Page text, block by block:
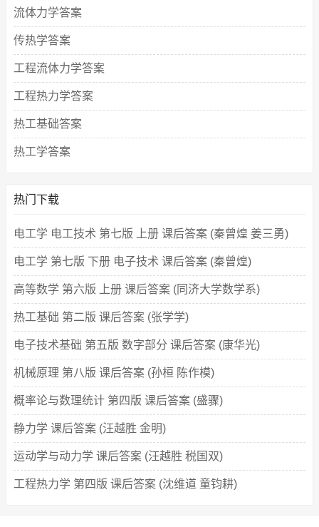
流体力学答案
传热学答案
工程流体力学答案
工程热力学答案
热工基础答案
热工学答案
热门下载
电工学 电工技术 第七版 上册 课后答案 (秦曾煌 姜三勇)
电工学 第七版 下册 电子技术 课后答案 (秦曾煌)
高等数学 第六版 上册 课后答案 (同济大学数学系)
热工基础 第二版 课后答案 (张学学)
电子技术基础 第五版 数字部分 课后答案 (康华光)
机械原理 第八版 课后答案 (孙桓 陈作模)
概率论与数理统计 第四版 课后答案 (盛骤)
静力学 课后答案 (汪越胜 金明)
运动学与动力学 课后答案 (汪越胜 税国双)
工程热力学 第四版 课后答案 (沈维道 童钧耕)